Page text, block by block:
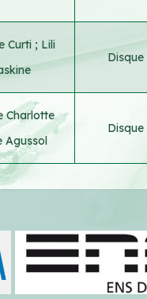
Curti ; Lili
Disque
Charlotte
Agussol
Disque